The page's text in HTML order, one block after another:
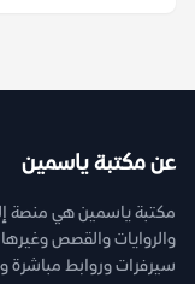
عن مكتبة ياسمين
مكتبة ياسمين هي منصة
سيرفرات وروابط مباشرة